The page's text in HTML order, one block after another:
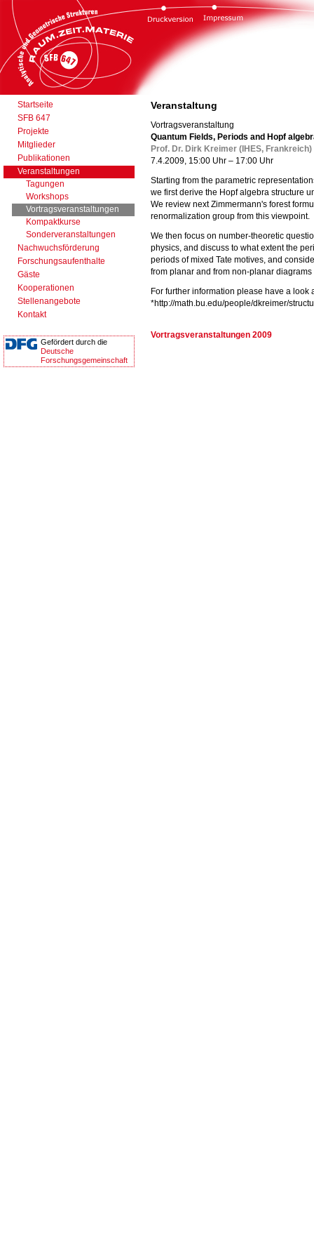
Startseite
SFB 647
Projekte
Mitglieder
Publikationen
Veranstaltungen
Tagungen
Workshops
Vortragsveranstaltungen
Kompaktkurse
Sonderveranstaltungen
Nachwuchsförderung
Forschungsaufenthalte
Gäste
Kooperationen
Stellenangebote
Kontakt
Gefördert durch die
Deutsche
Forschungsgemeinschaft
Veranstaltung
Vortragsveranstaltung
Quantum Fields, Periods and Hopf
Prof. Dr. Dirk Kreimer (IHES, Frankreich)
7.4.2009, 15:00 Uhr – 17:00 Uhr
Starting from the parametric
we first derive the Hopf algebra structure
We review next Zimmermann's forest
renormalization group from this viewpoint.
We then focus on number-theoretic
physics, and discuss to what extent the
periods of mixed Tate motives, and
from planar and from non-planar
For further information please have a look
*http://math.bu.edu/people/dkreimer/
Vortragsveranstaltungen 2009